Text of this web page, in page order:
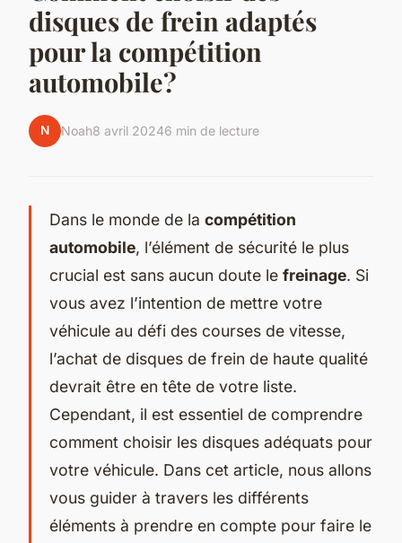
disques de frein adaptés
pour la compétition
automobile?
N Noah8 avril 20246 min de lecture
Dans le monde de la compétition
automobile, l’élément de sécurité le plus
crucial est sans aucun doute le freinage. Si
vous avez l’intention de mettre votre
véhicule au défi des courses de vitesse,
l’achat de disques de frein de haute qualité
devrait être en tête de votre liste.
Cependant, il est essentiel de comprendre
comment choisir les disques adéquats pour
votre véhicule. Dans cet article, nous allons
vous guider à travers les différents
éléments à prendre en compte pour faire le